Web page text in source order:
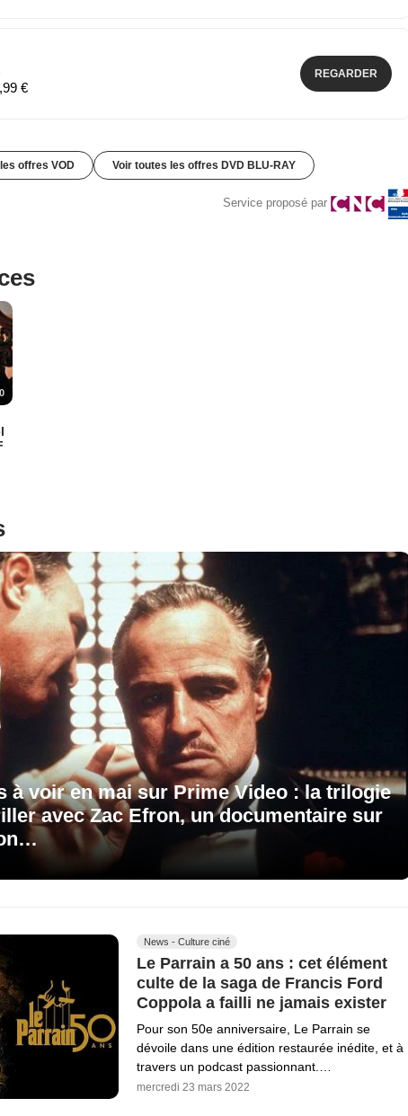
€
REGARDER
offres VOD Voir toutes les offres DVD BLU-RAY
Service proposé par
à voir en mai sur Prime Video : la trilogie
avec Zac Efron, un documentaire sur
News - Culture ciné
Le Parrain a 50 ans : cet élément
culte de la saga de Francis Ford
Coppola a failli ne jamais exister
Pour son 50e anniversaire, Le Parrain se
dévoile dans une édition restaurée inédite, et à
travers un podcast passionnant.…
mercredi 23 mars 2022